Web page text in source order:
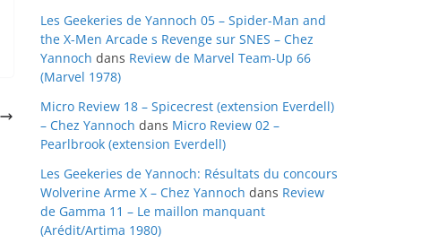
Les Geekeries de Yannoch 05 – Spider-Man and
the X-Men Arcade s Revenge sur SNES – Chez
Yannoch dans Review de Marvel Team-Up 66
(Marvel 1978)
Micro Review 18 – Spicecrest (extension Everdell)
– Chez Yannoch dans Micro Review 02 –
Pearlbrook (extension Everdell)
Les Geekeries de Yannoch: Résultats du concours
Wolverine Arme X – Chez Yannoch dans Review
de Gamma 11 – Le maillon manquant
(Arédit/Artima 1980)